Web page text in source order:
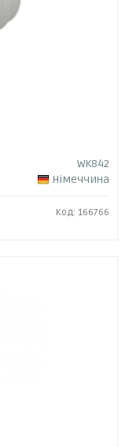
WK842
Німеччина
Код: 166766